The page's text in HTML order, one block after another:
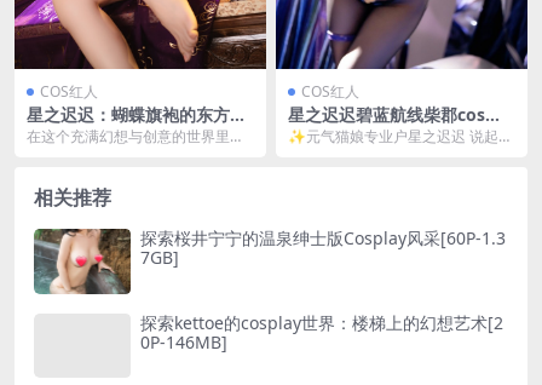
COS红人
星之迟迟：蝴蝶旗袍的东方魅
力[46P-219MB]
在这个充满幻想与创意的世界里，
COS红人
星之迟迟碧蓝航线柴郡cos：
甜魅猫娘还原游戏经典皮肤[3
✨元气猫娘专业户星之迟迟 说起二
相关推荐
探索桜井宁宁的温泉绅士版Cosplay风采[60P-1.3
7GB]
探索kettoe的cosplay世界：楼梯上的幻想艺术[2
0P-146MB]